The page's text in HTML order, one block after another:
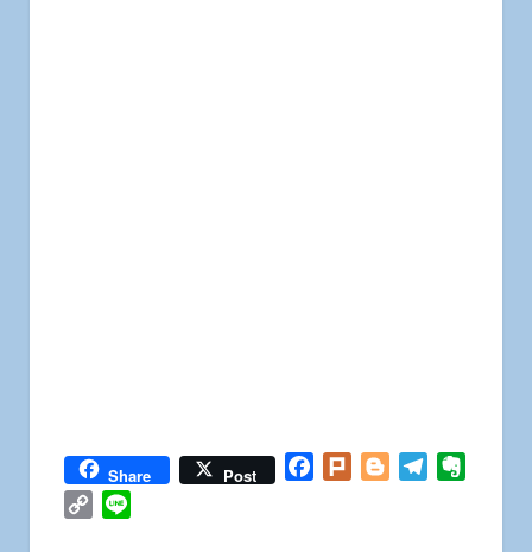
Share Post Facebook
Plurk BloggerTelegram
Copy